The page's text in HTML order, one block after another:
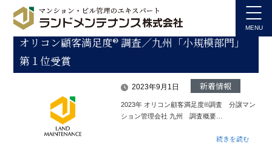
オリコン顧客満足度® 調査／九州「小規模部門」
第１位受賞
2023年9月1日 新着情報
2023年 オリコン顧客満足度®調査 分譲マン
ション管理会社 九州 調査概要…
続きを読む